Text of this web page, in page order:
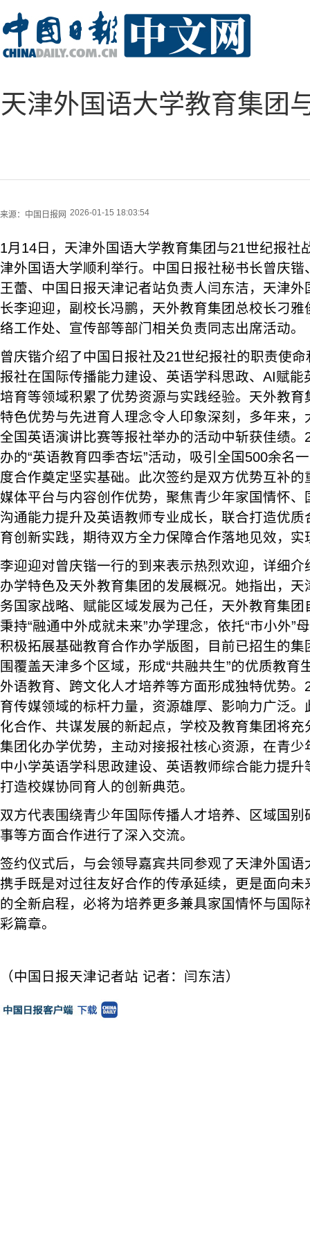
天津外国语大学教育集团
来源： 中国日报网 2026-01-15 18:03:54
1月14日，天津外国语大学教育集团与21世纪报社
津外国语大学顺利举行。中国日报社秘书长曾庆
王蕾、中国日报天津记者站负责人闫东洁，天津
长李迎迎，副校长冯鹏，天外教育集团总校长刁
络工作处、宣传部等部门相关负责同志出席活动。
曾庆锴介绍了中国日报社及21世纪报社的职责使
报社在国际传播能力建设、英语学科思政、AI赋能
培育等领域积累了优势资源与实践经验。天外教
特色优势与先进育人理念令人印象深刻，多年来，
全国英语演讲比赛等报社举办的活动中斩获佳绩。
办的“英语教育四季杏坛”活动，吸引全国500余名
度合作奠定坚实基础。此次签约是双方优势互补
媒体平台与内容创作优势，聚焦青少年家国情怀
沟通能力提升及英语教师专业成长，联合打造优
育创新实践，期待双方全力保障合作落地见效，
李迎迎对曾庆锴一行的到来表示热烈欢迎，详细
办学特色及天外教育集团的发展概况。她指出，
务国家战略、赋能区域发展为己任，天外教育集
秉持“融通中外成就未来”办学理念，依托“市小外”
积极拓展基础教育合作办学版图，目前已招生的
围覆盖天津多个区域，形成“共融共生”的优质教育
外语教育、跨文化人才培养等方面形成独特优势
育传媒领域的标杆力量，资源雄厚、影响力广泛
化合作、共谋发展的新起点，学校及教育集团将
集团化办学优势，主动对接报社核心资源，在青
中小学英语学科思政建设、英语教师综合能力提
打造校媒协同育人的创新典范。
双方代表围绕青少年国际传播人才培养、区域国
事等方面合作进行了深入交流。
签约仪式后，与会领导嘉宾共同参观了天津外国
携手既是对过往友好合作的传承延续，更是面向
的全新启程，必将为培养更多兼具家国情怀与国
彩篇章。
（中国日报天津记者站 记者：闫东洁）